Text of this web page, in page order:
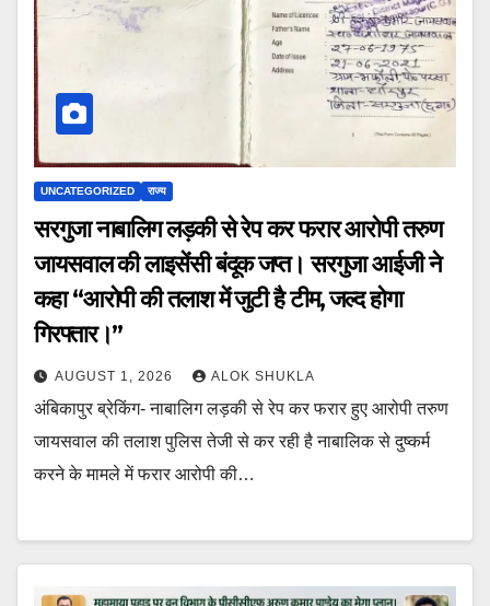
UNCATEGORIZED राज्य
सरगुजा नाबालिग लड़की से रेप कर फरार आरोपी तरुण
जायसवाल की लाइसेंसी बंदूक जप्त। सरगुजा आईजी ने
कहा “आरोपी की तलाश में जुटी है टीम, जल्द होगा
गिरफ्तार।”
AUGUST 1, 2026 ALOK SHUKLA
अंबिकापुर ब्रेकिंग- नाबालिग लड़की से रेप कर फरार हुए आरोपी तरुण
जायसवाल की तलाश पुलिस तेजी से कर रही है नाबालिक से दुष्कर्म
करने के मामले में फरार आरोपी की…